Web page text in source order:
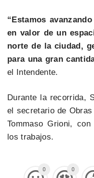
“Estamos
en valor de un
norte de la ciudad,
para una gran
el Intendente.
Durante la recorrida,
el secretario de
Tommaso Grioni,
los trabajos.
0 0